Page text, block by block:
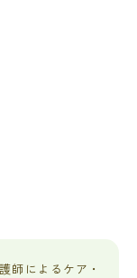
師によるケア・